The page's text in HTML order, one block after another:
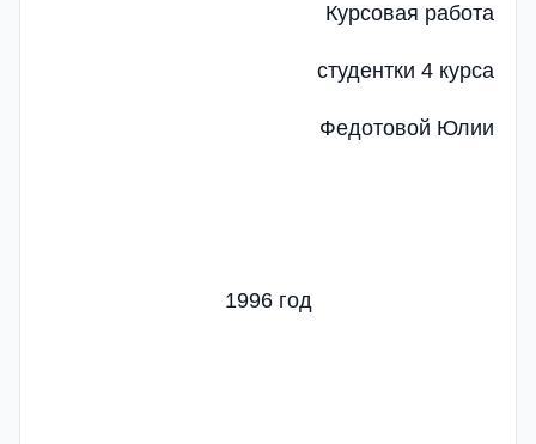
Курсовая работа
студентки 4 курса
Федотовой Юлии
1996 год